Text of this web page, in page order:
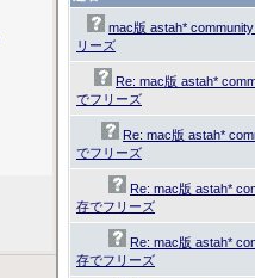
mac版 astah*
リーズ
Re: mac版 astah*
でフリーズ
Re: mac版 astah*
でフリーズ
Re: mac版 astah*
存でフリーズ
Re: mac版 astah*
存でフリーズ